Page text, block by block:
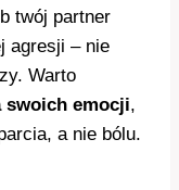
twój partner
agresji – nie
Warto
swoich emocji,
a nie bólu.